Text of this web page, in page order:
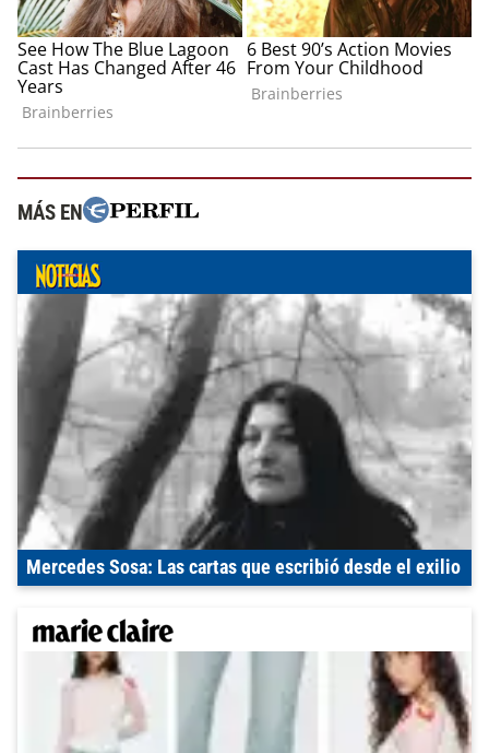
MÁS EN
Mercedes Sosa: Las cartas que escribió desde el exilio